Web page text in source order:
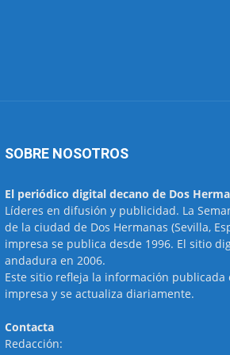
SOBRE NOSOTROS
El periódico digital decano de Dos
Líderes en difusión y publicidad. La
de la ciudad de Dos Hermanas (Sevilla,
impresa se publica desde 1996. El sitio
andadura en 2006.
Este sitio refleja la información publicada
impresa y se actualiza diariamente.
Contacta
Redacción: